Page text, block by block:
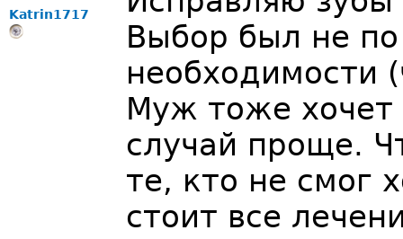
Katrin1717
Выбор был не
необходимости
Муж тоже хочет
случай проще.
те, кто не смог
стоит все